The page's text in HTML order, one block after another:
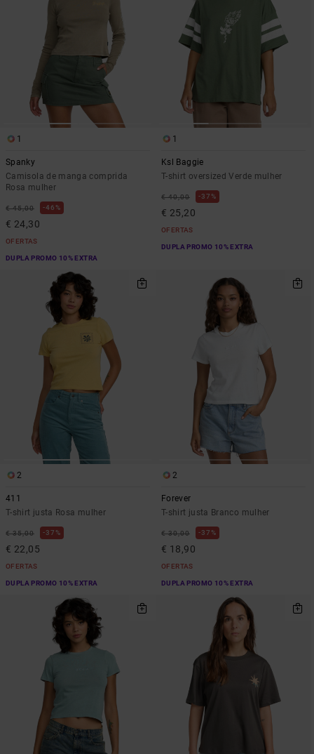
1
Spanky
Camisola de manga comprida
Rosa mulher
€ 45,00 46%
€ 24,30
OFERTAS
DUPLA PROMO 10% EXTRA
1
Ksl Baggie
T-shirt oversized Verde mulher
€ 40,00 37%
€ 25,20
OFERTAS
DUPLA PROMO 10% EXTRA
2
411
T-shirt justa Rosa mulher
€ 35,00 37%
€ 22,05
OFERTAS
DUPLA PROMO 10% EXTRA
2
Forever
T-shirt justa Branco mulher
€ 30,00 37%
€ 18,90
OFERTAS
DUPLA PROMO 10% EXTRA